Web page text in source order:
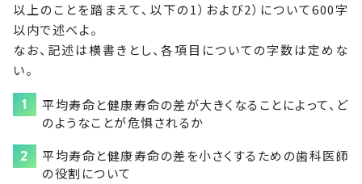
以上のことを踏まえて、以下の1）および2）について600字
以内で述べよ。
なお、記述は横書きとし、各項目についての字数は定めな
い。
平均寿命と健康寿命の差が大きくなることによって、ど
のようなことが危惧されるか
平均寿命と健康寿命の差を小さくするための歯科医師
の役割について